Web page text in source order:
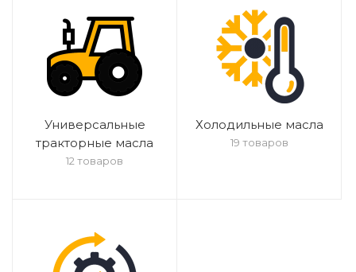
Универсальные
тракторные масла
12 товаров
Холодильные масла
19 товаров